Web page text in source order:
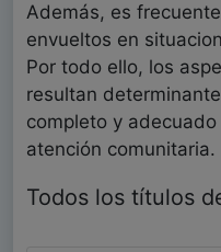
Además, es
envueltos en
Por todo ello, los
resultan
completo y
atención comunitaria.
Todos los títulos